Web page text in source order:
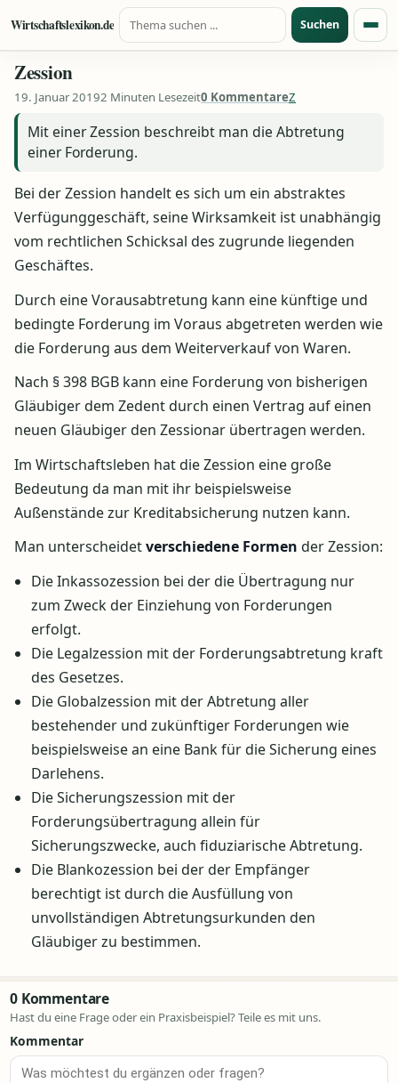
Zum Inhalt springen
Wirtschaftslexikon.de
Suche nach:
Suchen
Zession
19. Januar 20192 Minuten Lesezeit0 KommentareZ
Mit einer Zession beschreibt man die Abtretung
einer Forderung.
Bei der Zession handelt es sich um ein abstraktes
Verfügunggeschäft, seine Wirksamkeit ist unabhängig
vom rechtlichen Schicksal des zugrunde liegenden
Geschäftes.
Durch eine Vorausabtretung kann eine künftige und
bedingte Forderung im Voraus abgetreten werden wie
die Forderung aus dem Weiterverkauf von Waren.
Nach § 398 BGB kann eine Forderung von bisherigen
Gläubiger dem Zedent durch einen Vertrag auf einen
neuen Gläubiger den Zessionar übertragen werden.
Im Wirtschaftsleben hat die Zession eine große
Bedeutung da man mit ihr beispielsweise
Außenstände zur Kreditabsicherung nutzen kann.
Man unterscheidetverschiedene Formen der Zession:
Die Inkassozession bei der die Übertragung nur
zum Zweck der Einziehung von Forderungen
erfolgt.
Die Legalzession mit der Forderungsabtretung kraft
des Gesetzes.
Die Globalzession mit der Abtretung aller
bestehender und zukünftiger Forderungen wie
beispielsweise an eine Bank für die Sicherung eines
Darlehens.
Die Sicherungszession mit der
Forderungsübertragung allein für
Sicherungszwecke, auch fiduziarische Abtretung.
Die Blankozession bei der der Empfänger
berechtigt ist durch die Ausfüllung von
unvollständigen Abtretungsurkunden den
Gläubiger zu bestimmen.
0 Kommentare
Hast du eine Frage oder ein Praxisbeispiel? Teile es mit uns.
Kommentar